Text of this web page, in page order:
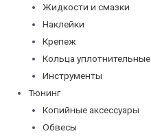
Жидкости и смазки
Наклейки
Крепеж
Кольца уплотнительные
Инструменты
Тюнинг
Копийные аксессуары
Обвесы